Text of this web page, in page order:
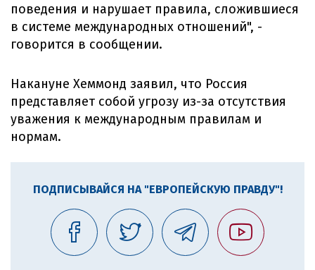
поведения и нарушает правила, сложившиеся
в системе международных отношений", -
говорится в сообщении.
Накануне Хеммонд заявил, что Россия
представляет собой угрозу из-за отсутствия
уважения к международным правилам и
нормам.
ПОДПИСЫВАЙСЯ НА "ЕВРОПЕЙСКУЮ ПРАВДУ"!